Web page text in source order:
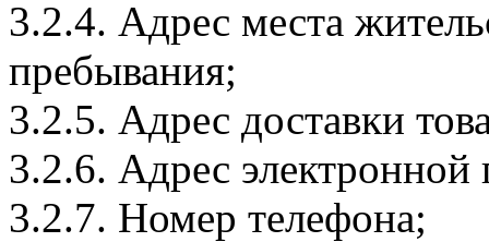
3.2.4. Адрес места
пребывания;
3.2.5. Адрес доставки
3.2.6. Адрес электронной
3.2.7. Номер телефона;